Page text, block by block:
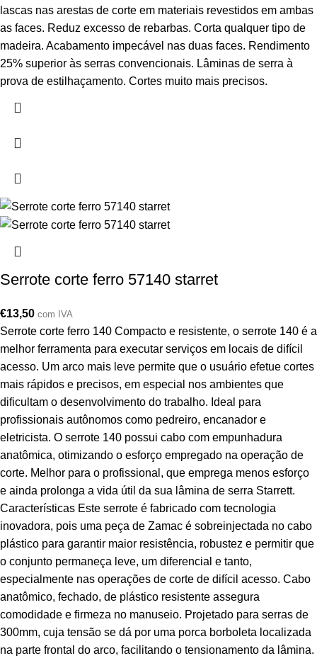
lascas nas arestas de corte em materiais revestidos em ambas
as faces. Reduz excesso de rebarbas. Corta qualquer tipo de
madeira. Acabamento impecável nas duas faces. Rendimento
25% superior às serras convencionais. Lâminas de serra à
prova de estilhaçamento. Cortes muito mais precisos.
Serrote corte ferro 57140 starret
€13,50 com IVA
Serrote corte ferro 140 Compacto e resistente, o serrote 140 é a
melhor ferramenta para executar serviços em locais de difícil
acesso. Um arco mais leve permite que o usuário efetue cortes
mais rápidos e precisos, em especial nos ambientes que
dificultam o desenvolvimento do trabalho. Ideal para
profissionais autônomos como pedreiro, encanador e
eletricista. O serrote 140 possui cabo com empunhadura
anatômica, otimizando o esforço empregado na operação de
corte. Melhor para o profissional, que emprega menos esforço
e ainda prolonga a vida útil da sua lâmina de serra Starrett.
Características Este serrote é fabricado com tecnologia
inovadora, pois uma peça de Zamac é sobreinjectada no cabo
plástico para garantir maior resistência, robustez e permitir que
o conjunto permaneça leve, um diferencial e tanto,
especialmente nas operações de corte de difícil acesso. Cabo
anatômico, fechado, de plástico resistente assegura
comodidade e firmeza no manuseio. Projetado para serras de
300mm, cuja tensão se dá por uma porca borboleta localizada
na parte frontal do arco, facilitando o tensionamento da lâmina.